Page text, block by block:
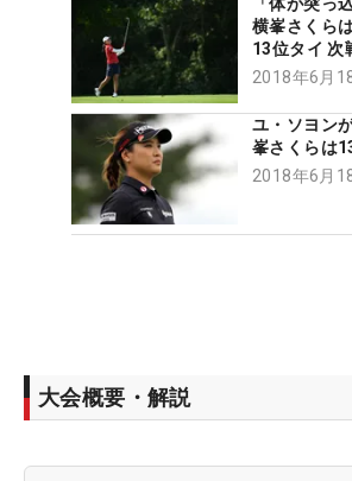
横峯さくら
13位タイ 次
出場
2018年6月
ユ・ソヨン
峯さくらは
2018年6月
大会概要・解説